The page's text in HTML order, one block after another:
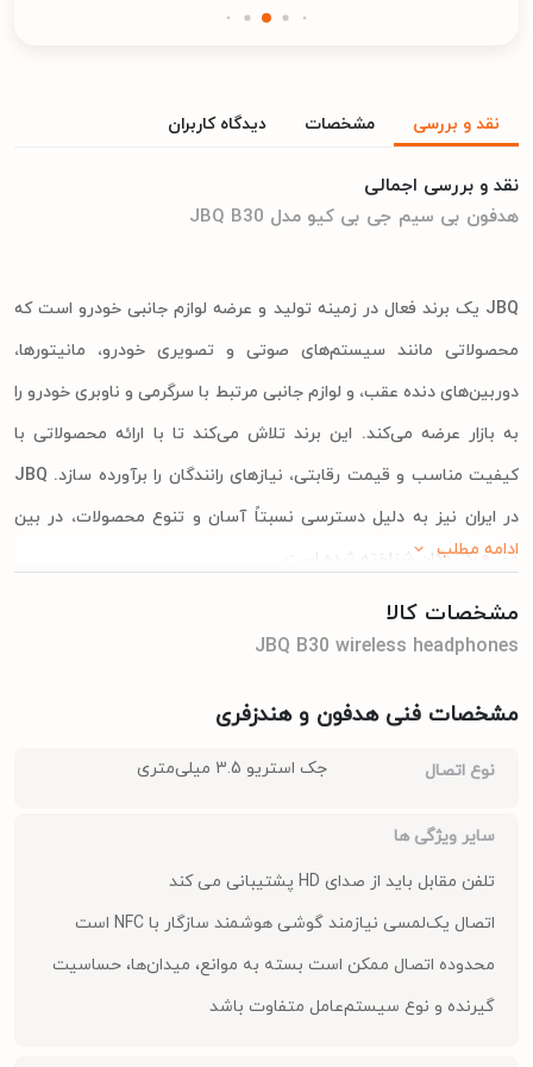
نقد و بررسی مشخصات دیدگاه کاربران
نقد و بررسی اجمالی
هدفون بی سیم جی بی کیو مدل JBQ B30
JBQ یک برند فعال در زمینه تولید و عرضه لوازم جانبی خودرو است که
محصولاتی مانند سیستم‌های صوتی و تصویری خودرو، مانیتورها،
دوربین‌های دنده عقب، و لوازم جانبی مرتبط با سرگرمی و ناوبری خودرو را
به بازار عرضه می‌کند. این برند تلاش می‌کند تا با ارائه محصولاتی با
کیفیت مناسب و قیمت رقابتی، نیازهای رانندگان را برآورده سازد. JBQ
در ایران نیز به دلیل دسترسی نسبتاً آسان و تنوع محصولات، در بین
مصرف‌کنندگان شناخته شده است.
هدفون بی سیم جی بی کیو مدل JBQ B30
هدفون بی‌سیم JBQ B30 به عنوان یک گزینه اقتصادی و کاربردی برای
اساسی و کیفیت صدای قابل قبول، تلاش می‌کند تا تجربه‌ای مطلوب را
برای کاربران فراهم کند. JBQ B30 با هدف ارائه یک راهکار مقرون‌به‌صرفه
مدل B30 از طریق بلوتوث به دستگاه‌های مختلف متصل می‌شود و این
امکان را فراهم می‌کند که بدون دغدغه کابل، به موسیقی مورد علاقه خود
ادامه مطلب
مشخصات کالا
JBQ B30 wireless headphones
مشخصات فنی هدفون و هندزفری
نوع اتصال جک استریو 3.5 میلی‌متری
سایر ویژگی ها
تلفن مقابل باید از صدای HD پشتیبانی می کند
اتصال یک‌لمسی نیازمند گوشی هوشمند سازگار با NFC است
محدوده اتصال ممکن است بسته به موانع، میدان‌ها، حساسیت
گیرنده و نوع سیستم‌عامل متفاوت باشد